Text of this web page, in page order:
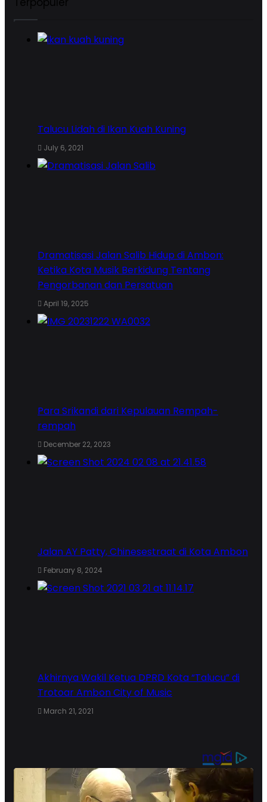
Talucu Lidah di Ikan Kuah Kuning
July 6, 2021
Dramatisasi Jalan Salib Hidup di Ambon:
Ketika Kota Musik Berkidung Tentang
Pengorbanan dan Persatuan
April 19, 2025
Para Srikandi dari Kepulauan Rempah-
rempah
December 22, 2023
Jalan AY Patty, Chinesestraat di Kota Ambon
February 8, 2024
Akhirnya Wakil Ketua DPRD Kota “Talucu” di
Trotoar Ambon City of Music
March 21, 2021